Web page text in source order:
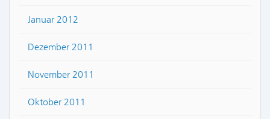
Januar 2012
Dezember 2011
November 2011
Oktober 2011